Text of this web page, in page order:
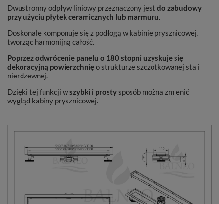
Dwustronny odpływ liniowy przeznaczony jest do zabudowy
przy użyciu płytek ceramicznych lub marmuru
Doskonale komponuje się z podłogą w kabinie prysznicowej,
tworząc harmonijną całość.
Poprzez odwrócenie panelu o 180 stopni uzyskuje się
dekoracyjną powierzchnięo strukturze szczotkowanej stali
nierdzewnej.
Dzięki tej funkcji wszybki i prostysposób można zmienić
wygląd kabiny prysznicowej.